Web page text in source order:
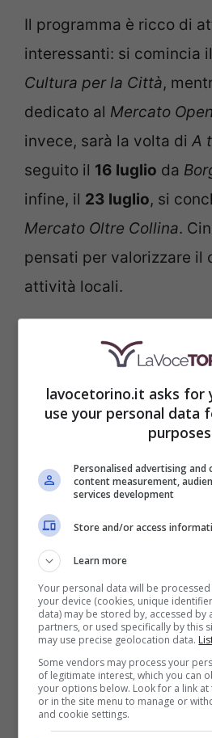
Il programma è ricco di
interessanti: si comincia il
Cultura per la Città,
dedicato al Mercato
invece, sarà la volta di A
seguito il 16 luglio da
infine, il 23 luglio, si
Mercato Oltre Collina.
pensati per valorizzare il
attività locali.
Non sono stati forniti
sulla necessità di
partecipare agli eventi.
seguire la pagina
informazioni utili.
L’organizzazione
Comune di Carmagnola
informazioni, è possibile
ufficiale sulla pagina
Categorie
Eventi
lavocetorino.it asks for
use your personal data
Personalised advertising
content measurement,
services development
Store and/or access
Learn more
Your personal data will be
your device (cookies, unique
data) may be stored by, accessed by
partners, or used specifically by this
may use precise geolocation data.
Some vendors may process your
of legitimate interest, which you can
your options below. Look for a link
or in the site menu to manage or
and cookie settings.